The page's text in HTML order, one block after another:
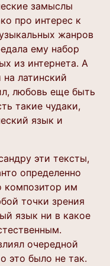
замыслы
про интерес к
жанров
ему набор
из интернета. А
латинский
любовь еще быть
такие чудаки,
язык и
эти тексты,
определенно
композитор им
точки зрения
язык ни в какое
очередной
это было не так.